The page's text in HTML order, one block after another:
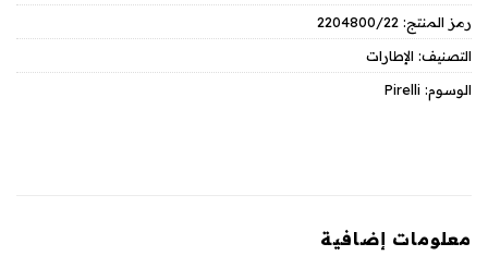
رمز المنتج: 2204800/22
التصنيف: الإطارات
الوسوم: Pirelli
معلومات إضافية